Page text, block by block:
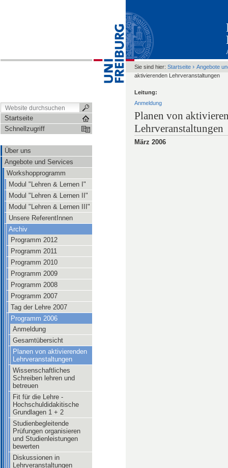
Startseite
Schnellzugriff
Über uns
Angebote und Services
Workshopprogramm
Modul "Lehren & Lernen I"
Modul "Lehren & Lernen II"
Modul "Lehren & Lernen III"
Unsere ReferentInnen
Archiv
Programm 2012
Programm 2011
Programm 2010
Programm 2009
Programm 2008
Programm 2007
Tag der Lehre 2007
Programm 2006
Anmeldung
Gesamtübersicht
Planen von aktivierenden
Lehrveranstaltungen
Wissenschaftliches
Schreiben lehren und
betreuen
Fit für die Lehre -
Hochschuldidakitische
Grundlagen 1 + 2
Studienbegleitende
Prüfungen organisieren
und Studienleistungen
bewerten
Diskussionen in
Lehrveranstaltungen
Sie sind hier: Startseite › Angebote
aktivierenden Lehrveranstaltungen
Leitung:
Anmeldung
Planen von
Lehrveranstaltungen
März 2006